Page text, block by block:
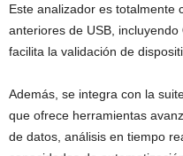
Este analizador es totalmente
anteriores de USB, incluyendo
facilita la validación de
Además, se integra con la
que ofrece herramientas
de datos, análisis en tiempo